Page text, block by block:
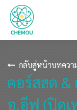
กลับสู่หน้าบทควา
คอร์สสด &
อ.อีฟ (ปิดเ